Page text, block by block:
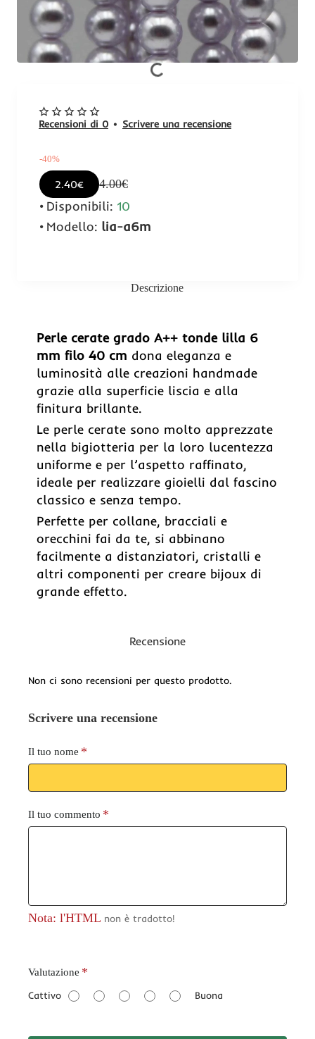
-40%
Recensioni di 0 • Scrivere una recensione
-40%
2.40€ 4.00€
Disponibili: 10
Modello: lia-a6m
Descrizione
Perle cerate grado A++ tonde lilla 6
mm filo 40 cm dona eleganza e
luminosità alle creazioni handmade
grazie alla superficie liscia e alla
finitura brillante.
Le perle cerate sono molto apprezzate
nella bigiotteria per la loro lucentezza
uniforme e per l’aspetto raffinato,
ideale per realizzare gioielli dal fascino
classico e senza tempo.
Perfette per collane, bracciali e
orecchini fai da te, si abbinano
facilmente a distanziatori, cristalli e
altri componenti per creare bijoux di
grande effetto.
Recensione
Non ci sono recensioni per questo prodotto.
Scrivere una recensione
Il tuo nome
Il tuo commento
Nota: l'HTML non è tradotto!
V
l
Valutazione
Cattivo Buona